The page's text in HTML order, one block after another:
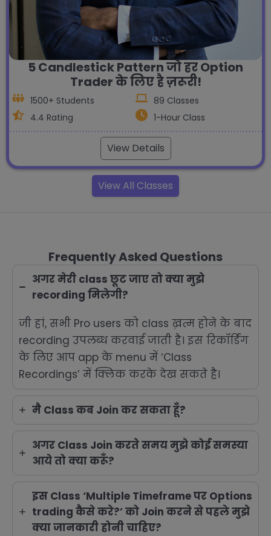
5 Candlestick Pattern जो हर Option
Trader के लिए है ज़रूरी!
1500+ Students
89 Classes
4.4 Rating
1-Hour Class
View Details
View All Classes
Frequently Asked Questions
अगर मेरी class छूट जाए तो क्या मुझे
recording मिलेगी?
जी हां, सभी Pro users को class ख़त्म होने के बाद
recording उपलब्ध करवाई जाती है। इस रिकॉर्डिंग
के लिए आप app के menu में ‘Class
Recordings’ में क्लिक करके देख सकते है।
मै Class कब Join कर सकता हूँ?
अगर Class Join करते समय मुझे कोई समस्या
आये तो क्या करूँ?
इस Class ‘Multiple Timeframe पर Options
trading कैसे करे?’ को Join करने से पहले मुझे
क्या जानकारी होनी चाहिए?